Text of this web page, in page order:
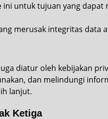
ini untuk tujuan yang
merusak integritas data
diatur oleh kebijakan
dan melindungi
lanjut.
Ketiga